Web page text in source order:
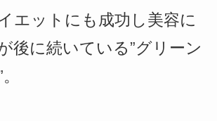
エットにも成功し美容に
後に続いている”グリーン